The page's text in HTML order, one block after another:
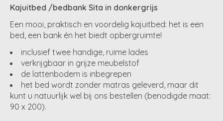
Kajuitbed /bedbank Sita in donkergrijs
Een mooi, praktisch en voordelig kajuitbed: het is een
bed, een bank én het biedt opbergruimte!
inclusief twee handige, ruime lades
verkrijgbaar in grijze meubelstof
de lattenbodem is inbegrepen
het bed wordt zonder matras geleverd, maar dit
kunt u natuurlijk wel bij ons bestellen (benodigde maat:
90 x 200).